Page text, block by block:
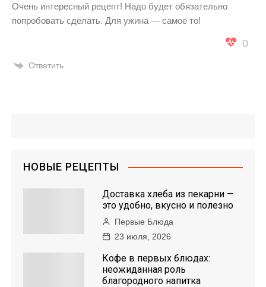
Очень интересный рецепт! Надо будет обязательно
попробовать сделать. Для ужина — самое то!
0
Ответить
НОВЫЕ РЕЦЕПТЫ
Доставка хлеба из пекарни —
это удобно, вкусно и полезно
Первые Блюда
23 июля, 2026
Кофе в первых блюдах:
неожиданная роль
благородного напитка